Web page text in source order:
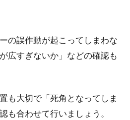
の誤作動が起こってしまわな
広すぎないか」などの確認も
も大切で「死角となってしま
も合わせて行いましょう。